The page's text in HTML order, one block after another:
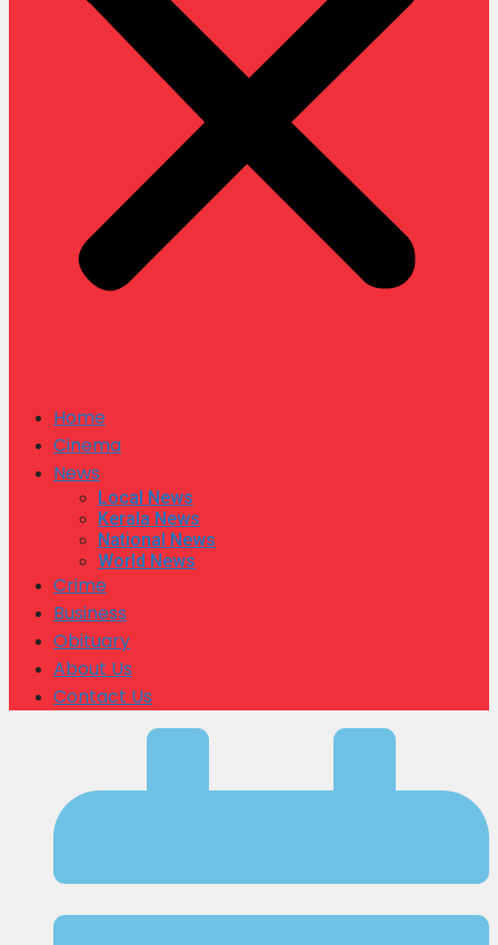
Home
Cinema
News
Local News
Kerala News
National News
World News
Crime
Business
Obituary
About Us
Contact Us